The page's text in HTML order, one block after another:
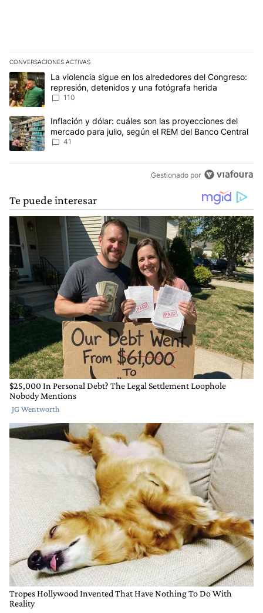
CONVERSACIONES ACTIVAS
Este listado muestra los artículos con más comentarios en los
Un artículo de tendencia con el título "La violencia sigue en los
La violencia sigue en los alrededores del Congreso:
represión, detenidos y una fotógrafa herida
110
Un artículo de tendencia con el título "Inflación y dólar: cuáles
Inflación y dólar: cuáles son las proyecciones del
mercado para julio, según el REM del Banco Central
41
Gestionado por